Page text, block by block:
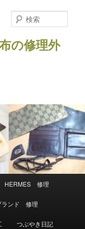
の修理外
索
HERMES 修理
ランド 修理
つぶやき日記